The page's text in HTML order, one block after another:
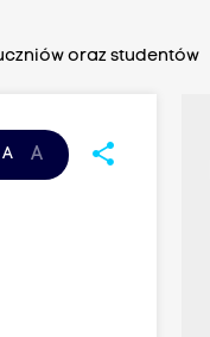
oraz studentów
A A share